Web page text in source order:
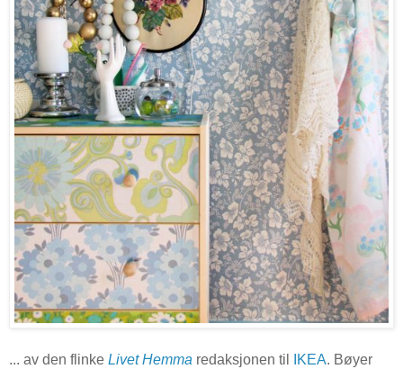
... av den flinke Livet Hemma redaksjonen til IKEA. Bøyer